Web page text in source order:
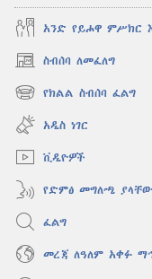
አንድ የይሖዋ ምሥክር
ስብሰባ ለመፈለግ
(አዲስ
ዊንዶው
ክፈት)
የክልል ስብሰባ ፈልግ
(አዲስ
ዊንዶው
ክፈት)
አዲስ ነገር
ቪዲዮዎች
የድምፅ መግለጫ
ፈልግ
መረጃ ለዓለም አቀፉ